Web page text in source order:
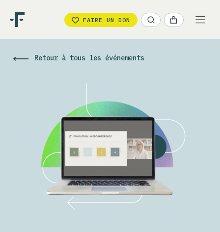
FAIRE UN DON
Retour à tous les événements